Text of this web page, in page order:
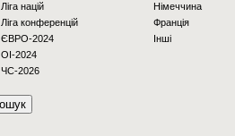
Ліга націй
Ліга конференцій
ЄВРО-2024
OI-2024
ЧС-2026
Німеччина
Франція
Інші